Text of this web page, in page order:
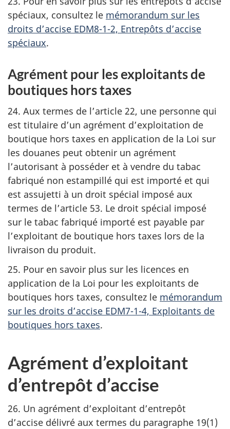
spéciaux, consultez le mémorandum sur les
droits d’accise EDM8-1-2, Entrepôts d’accise
spéciaux.
Agrément pour les exploitants de
boutiques hors taxes
24. Aux termes de l’article 22, une personne qui
est titulaire d’un agrément d’exploitation de
boutique hors taxes en application de la Loi sur
les douanes peut obtenir un agrément
l’autorisant à posséder et à vendre du tabac
fabriqué non estampillé qui est importé et qui
est assujetti à un droit spécial imposé aux
termes de l’article 53. Le droit spécial imposé
sur le tabac fabriqué importé est payable par
l’exploitant de boutique hors taxes lors de la
livraison du produit.
25. Pour en savoir plus sur les licences en
application de la Loi pour les exploitants de
boutiques hors taxes, consultez le mémorandum
sur les droits d’accise EDM7-1-4, Exploitants de
boutiques hors taxes.
Agrément d’exploitant
d’entrepôt d’accise
26. Un agrément d’exploitant d’entrepôt
d’accise délivré aux termes du paragraphe 19(1)